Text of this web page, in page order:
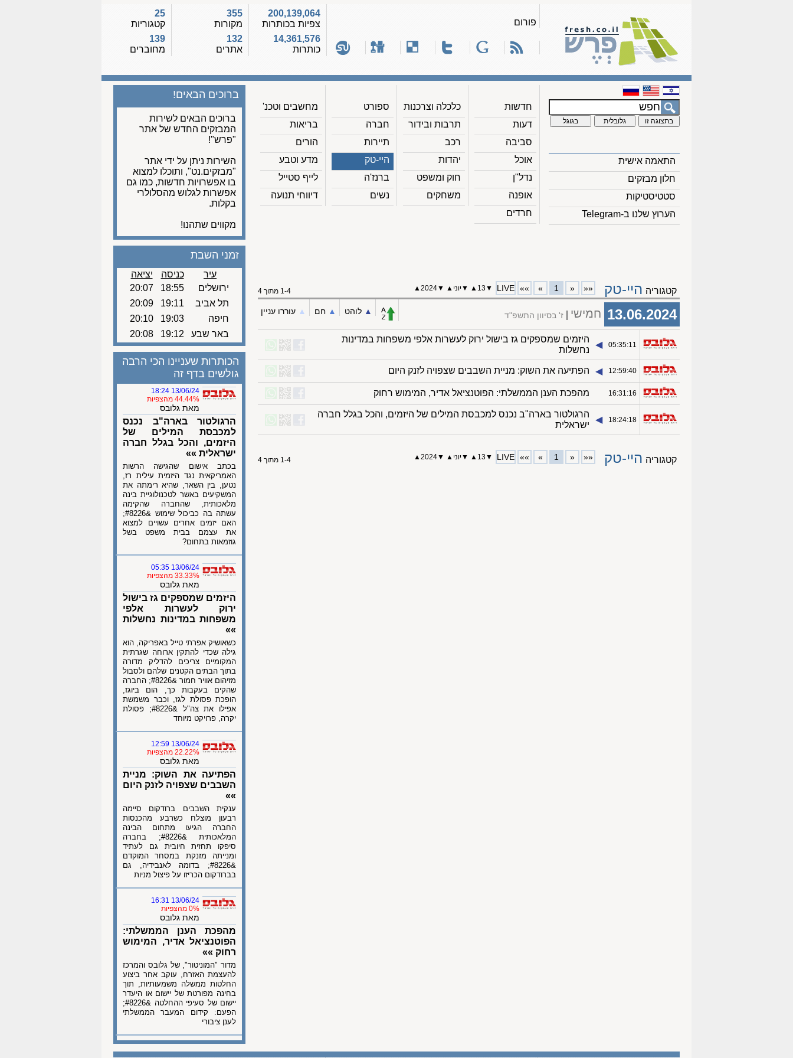
פורום
200,139,064
צפיות בכותרות
14,361,576
כותרות
355
מקורות
132
אתרים
25
קטגוריות
139
מחוברים
התאמה אישית
חלון מבזקים
סטטיסטיקות
הערוץ שלנו ב-Telegram
חדשות
דעות
סביבה
אוכל
נדל"ן
אופנה
חרדים
כלכלה וצרכנות
תרבות ובידור
רכב
יהדות
חוק ומשפט
משחקים
ספורט
חברה
תיירות
היי-טק
ברנז'ה
נשים
מחשבים וטכנ'
בריאות
הורים
מדע וטבע
לייף סטייל
דיווחי תנועה
ברוכים הבאים!
ברוכים הבאים לשירות
המבזקים החדש של אתר
"פרש"!
השירות ניתן על ידי אתר
"מבזקים.נט", ותוכלו למצוא
בו אפשרויות חדשות, כמו גם
אפשרות לגלוש מהסלולרי
בקלות.
מקווים שתהנו!
קטגוריה היי-טק ««
«
1
»
»»
LIVE
▼
13
▲
▼יוני ▲
▼
2024
▲ 1-4 מתוך 4
13.06.2024 חמישי ז' בסיוון התשפ"ד ▲︎ לוהט ▲︎ חם ▲︎ עוררו עניין
05:35:11
◀︎
היזמים שמספקים גז בישול ירוק לעשרות אלפי משפחות במדינות
נחשלות
12:59:40
◀︎ הפתיעה את השוק: מניית השבבים שצפויה לזנק היום
16:31:16 מהפכת הענן הממשלתי: הפוטנציאל אדיר, המימוש רחוק
18:24:18
◀︎
הרגולטור בארה"ב נכנס למכבסת המילים של היזמים, והכל בגלל חברה
ישראלית
קטגוריה היי-טק ««
«
1
»
»»
LIVE
▼
13
▲
▼יוני ▲
▼
2024
▲ 1-4 מתוך 4
זמני השבת
עיר כניסה
יציאה
ירושלים
18:55
20:07
תל אביב
19:11
20:09
חיפה
19:03
20:10
באר שבע
19:12
20:08
הכותרות שעניינו הכי הרבה
גולשים בדף זה
13/06/24 18:24
44.44% מהצפיות
מאת גלובס
הרגולטור בארה"ב נכנס
למכבסת המילים של
היזמים, והכל בגלל חברה
ישראלית »»
בכתב אישום שהגישה הרשות
האמריקאית נגד היזמית עילית רז,
נטען, בין השאר, שהיא רימתה את
המשקיעים באשר לטכנולוגיית בינה
מלאכותית, שהחברה שהקימה
עשתה בה כביכול שימוש &#8226;
האם יזמים אחרים עשויים למצוא
את עצמם בבית משפט בשל
גוזמאות בתחום?
13/06/24 05:35
33.33% מהצפיות
מאת גלובס
היזמים שמספקים גז בישול
ירוק לעשרות אלפי
משפחות במדינות נחשלות
»»
כשאושיק אפרתי טייל באפריקה, הוא
גילה שכדי להתקין ארוחה שגרתית
המקומיים צריכים להדליק מדורה
בתוך הבתים הקטנים שלהם ולסבול
מזיהום אוויר חמור &#8226; החברה
שהקים בעקבות כך, הום ביוגז,
הופכת פסולת לגז, וכבר משמשת
אפילו את צה"ל &#8226; פסולת
יקרה, פרויקט מיוחד
13/06/24 12:59
22.22% מהצפיות
מאת גלובס
הפתיעה את השוק: מניית
השבבים שצפויה לזנק היום
»»
ענקית השבבים ברודקום סיימה
רבעון מוצלח כשרבע מהכנסות
החברה הגיעו מתחום הבינה
המלאכותית &#8226; בחברה
סיפקו תחזית חיובית גם לעתיד
ומנייתה מזנקת במסחר המוקדם
&#8226; בדומה לאנבידיה, גם
בברודקום הכריזו על פיצול מניות
13/06/24 16:31
0% מהצפיות
מאת גלובס
מהפכת הענן הממשלתי:
הפוטנציאל אדיר, המימוש
רחוק »»
מדור "המוניטור", של גלובס והמרכז
להעצמת האזרח, עוקב אחר ביצוע
החלטות ממשלה משמעותיות, תוך
בחינה מפורטת של יישום או היעדר
יישום של סעיפי ההחלטה &#8226;
הפעם: קידום המעבר הממשלתי
לענן ציבורי